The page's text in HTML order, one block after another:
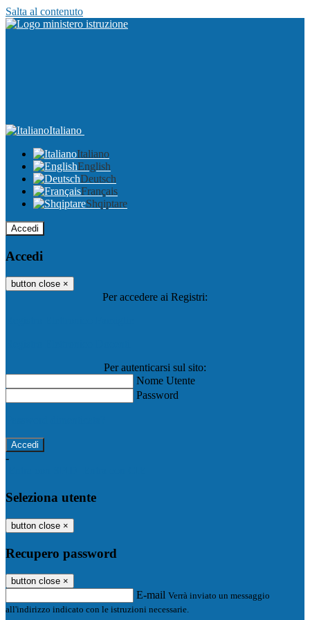
Salta al contenuto
Italiano
Italiano
English
Deutsch
Français
Shqiptare
Accedi
Accedi
button close ×
Per accedere ai Registri:
Per autenticarsi sul sito:
Nome Utente
Password
-
Seleziona utente
button close ×
Recupero password
button close ×
E-mail Verrà inviato un messaggio
all'indirizzo indicato con le istruzioni necessarie.